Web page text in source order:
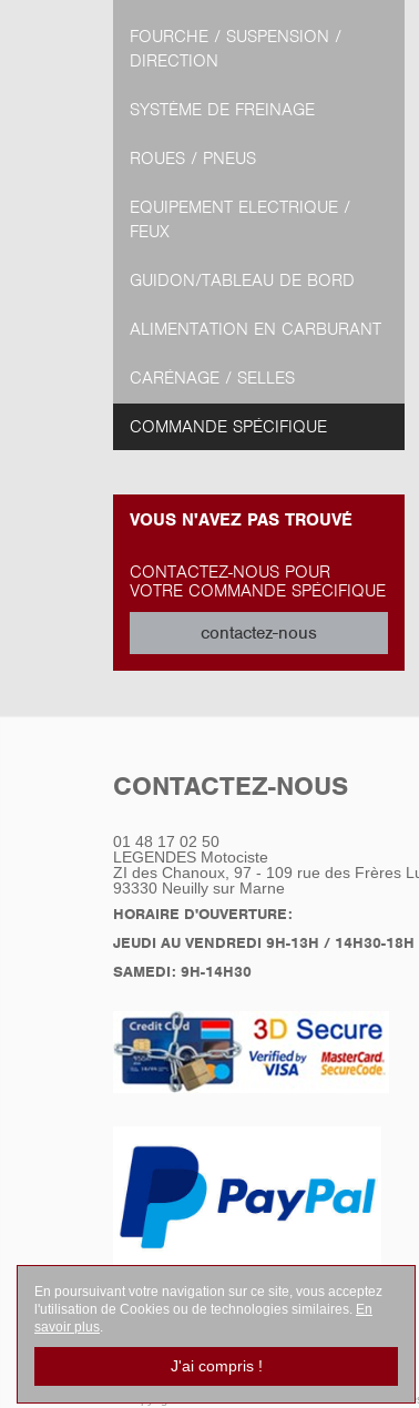
FOURCHE / SUSPENSION /
DIRECTION
SYSTÈME DE FREINAGE
ROUES / PNEUS
EQUIPEMENT ELECTRIQUE /
FEUX
GUIDON/TABLEAU DE BORD
ALIMENTATION EN CARBURANT
CARÉNAGE / SELLES
COMMANDE SPÉCIFIQUE
VOUS N'AVEZ PAS TROUVÉ
CONTACTEZ-NOUS POUR
VOTRE COMMANDE SPÉCIFIQUE
contactez-nous
CONTACTEZ-NOUS
01 48 17 02 50
LEGENDES Motociste
ZI des Chanoux, 97 - 109 rue des Frères
93330 Neuilly sur Marne
HORAIRE D'OUVERTURE:
JEUDI AU VENDREDI 9H-13H / 14H30-18H
SAMEDI: 9H-14H30
- Tous droits
En poursuivant votre navigation sur ce site, vous acceptez
l'utilisation de Cookies ou de technologies similaires. En
savoir plus
J'ai compris !